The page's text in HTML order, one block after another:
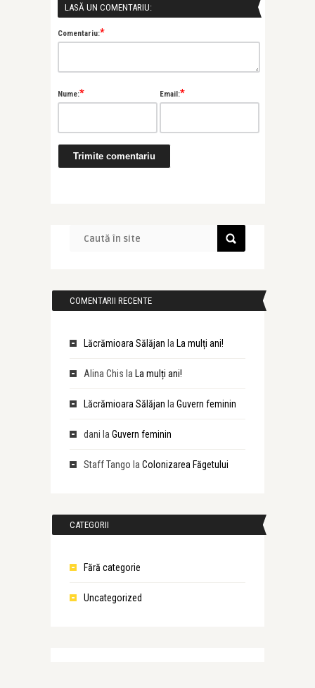
LASĂ UN COMENTARIU:
Comentariu:*
Nume:* Email:*
COMENTARII RECENTE
Lăcrămioara Sălăjan la La mulți ani!
Alina Chis la La mulți ani!
Lăcrămioara Sălăjan la Guvern feminin
dani la Guvern feminin
Staff Tango la Colonizarea Făgetului
CATEGORII
Fără categorie
Uncategorized